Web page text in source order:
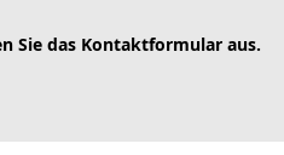
Sie das Kontaktformular aus.